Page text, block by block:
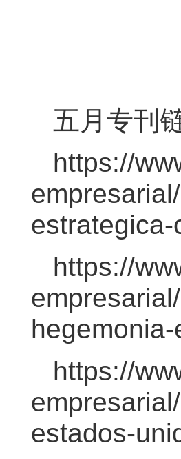
五月专刊
https://
https://
https://
estados-